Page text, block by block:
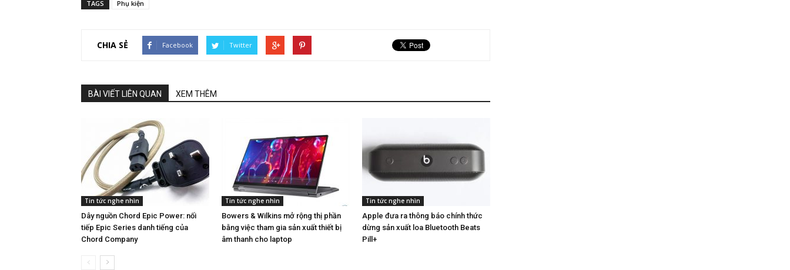
TAGS Phụ kiện
CHIA SẺ Facebook Twitter
BÀI VIẾT LIÊN QUAN XEM THÊM
Tin tức nghe nhìn
Dây nguồn Chord Epic Power: nối
tiếp Epic Series danh tiếng của
Chord Company
Tin tức nghe nhìn
Bowers & Wilkins mở rộng thị phần
bằng việc tham gia sản xuất thiết bị
âm thanh cho laptop
Tin tức nghe nhìn
Apple đưa ra thông báo chính thức
dừng sản xuất loa Bluetooth Beats
Pill+